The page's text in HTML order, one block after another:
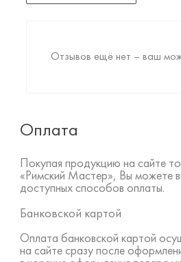
Отзывов ещё нет – ваш
Оплата
Покупая продукцию на сайте
«Римский Мастер», Вы можете
доступных способов оплаты.
Банковской картой
Оплата банковской картой
на сайте сразу после